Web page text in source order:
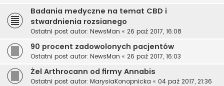
Badania medyczne na temat CBD i
stwardnienia rozsianego
Ostatni post autor: NewsMan « 26 paź 2017, 16:08
90 procent zadowolonych pacjentów
Ostatni post autor: NewsMan « 26 paź 2017, 16:03
Żel Arthrocann od firmy Annabis
Ostatni post autor: MarysiaKonopnicka « 04 paź 2017, 21:36